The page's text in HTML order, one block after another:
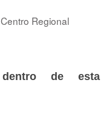
Regional
dentro de esta